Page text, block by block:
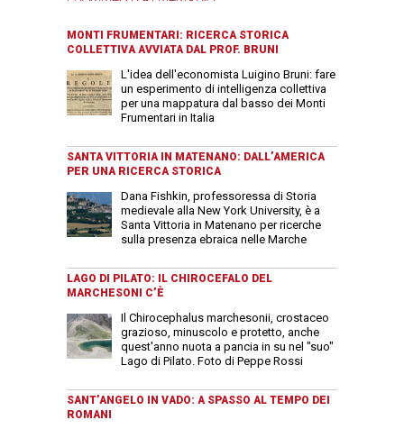
MONTI FRUMENTARI: RICERCA STORICA
COLLETTIVA AVVIATA DAL PROF. BRUNI
L'idea dell'economista Luigino Bruni: fare
un esperimento di intelligenza collettiva
per una mappatura dal basso dei Monti
Frumentari in Italia
SANTA VITTORIA IN MATENANO: DALL’AMERICA
PER UNA RICERCA STORICA
Dana Fishkin, professoressa di Storia
medievale alla New York University, è a
Santa Vittoria in Matenano per ricerche
sulla presenza ebraica nelle Marche
LAGO DI PILATO: IL CHIROCEFALO DEL
MARCHESONI C’È
Il Chirocephalus marchesonii, crostaceo
grazioso, minuscolo e protetto, anche
quest'anno nuota a pancia in su nel "suo"
Lago di Pilato. Foto di Peppe Rossi
SANT’ANGELO IN VADO: A SPASSO AL TEMPO DEI
ROMANI